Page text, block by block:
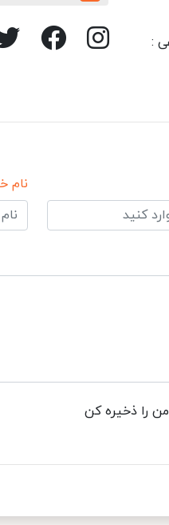
:
نام
را ذخیره کن